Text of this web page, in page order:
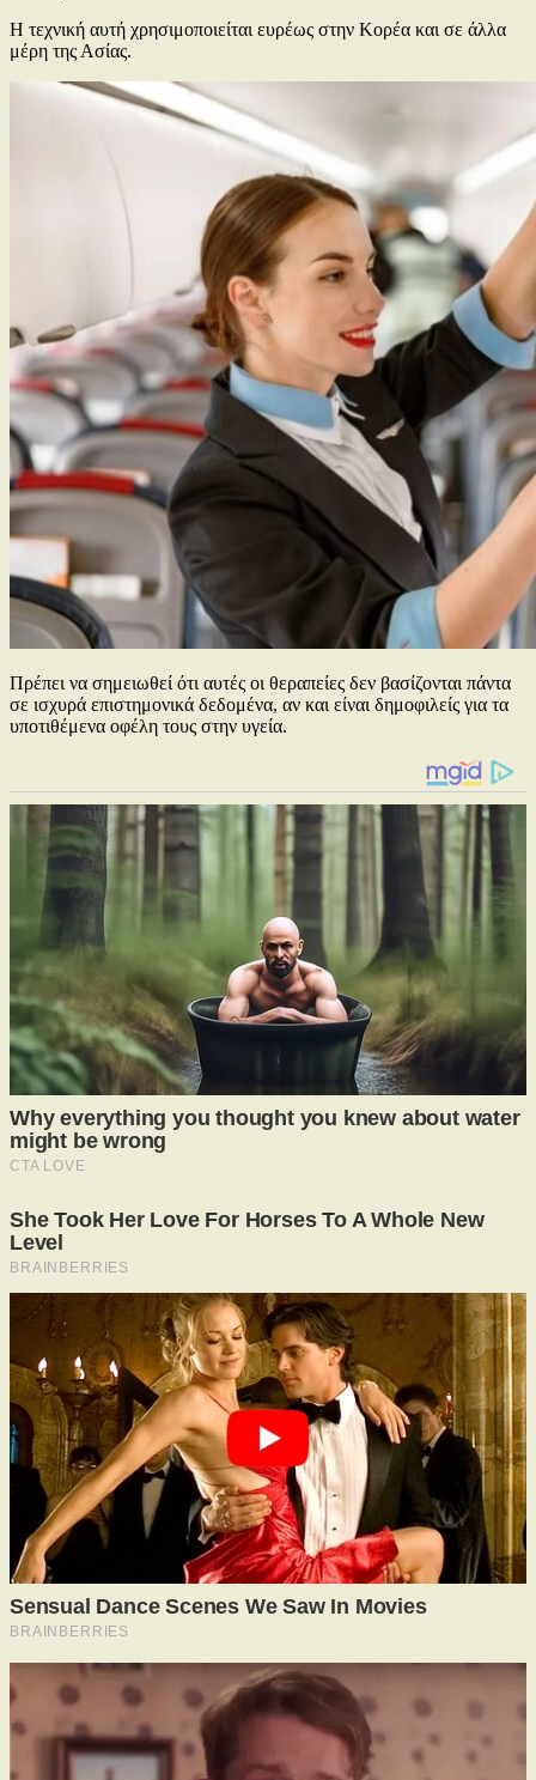
Η τεχνική αυτή χρησιμοποιείται ευρέως στην Κορέα και σε άλλα
μέρη της Ασίας.
Πρέπει να σημειωθεί ότι αυτές οι θεραπείες δεν βασίζονται πάντα
σε ισχυρά επιστημονικά δεδομένα, αν και είναι δημοφιλείς για τα
υποτιθέμενα οφέλη τους στην υγεία.